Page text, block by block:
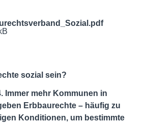
sozial sein?
Immer mehr Kommunen in
Erbbaurechte – häufig zu
Konditionen, um bestimmte